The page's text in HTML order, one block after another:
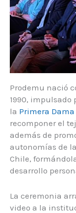
Prodemu nació
1990, impulsado
la Primera Dama
recomponer el
además de
autonomías de
Chile,
desarrollo
La ceremonia
video a la